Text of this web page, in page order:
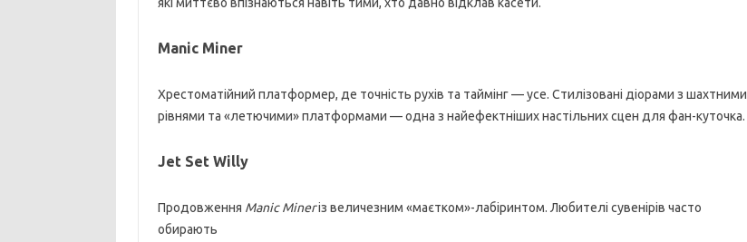
Manic Miner
Хрестоматійний платформер, де точність рухів та таймінг — усе. Стилізовані діорами з шахтними
рівнями та «летючими» платформами — одна з найефектніших настільних сцен для фан-куточка.
Jet Set Willy
Продовження Manic Minerіз величезним «маєтком»-лабіринтом. Любителі сувенірів часто
обирають